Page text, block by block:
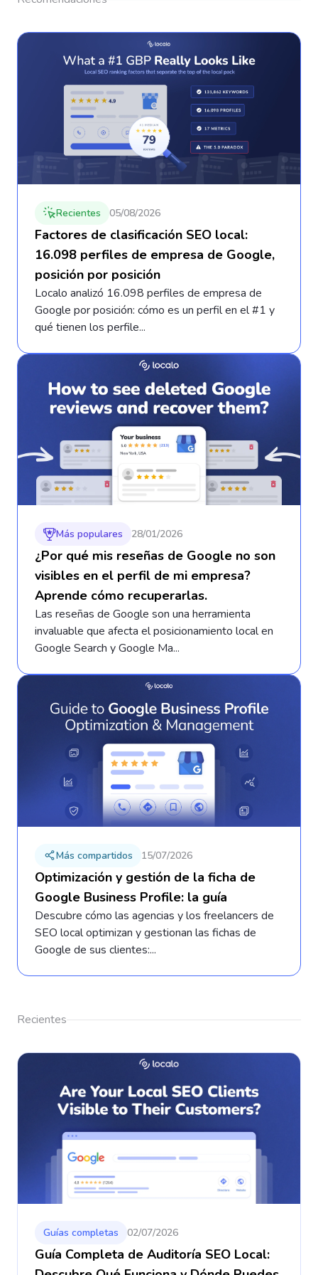
Recientes 05/08/2026
Factores de clasificación SEO local:
16.098 perfiles de empresa de Google,
posición por posición
Localo analizó 16.098 perfiles de empresa de
Google por posición: cómo es un perfil en el #1 y
qué tienen los perfile...
Más populares 28/01/2026
¿Por qué mis reseñas de Google no son
visibles en el perfil de mi empresa?
Aprende cómo recuperarlas.
Las reseñas de Google son una herramienta
invaluable que afecta el posicionamiento local en
Google Search y Google Ma...
Más compartidos 15/07/2026
Optimización y gestión de la ficha de
Google Business Profile: la guía
Descubre cómo las agencias y los freelancers de
SEO local optimizan y gestionan las fichas de
Google de sus clientes:...
Recientes
Guías completas 02/07/2026
Guía Completa de Auditoría SEO Local: